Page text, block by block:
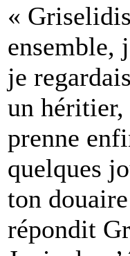
«
ensemble,
je
un héritier,
prenne
quelques
ton
répondit